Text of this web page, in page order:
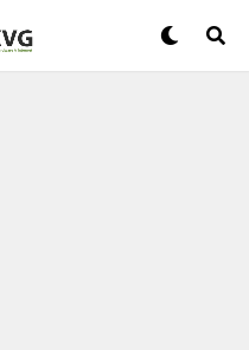
Wollen